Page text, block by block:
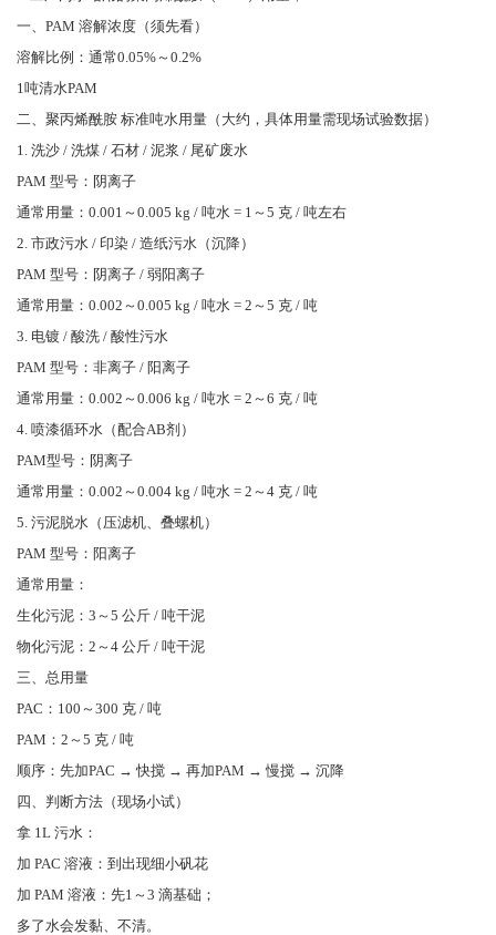
一、PAM 溶解浓度（须先看）
溶解比例：通常0.05%～0.2%
1吨清水PAM
二、聚丙烯酰胺 标准吨水用量（大约，具体用量需现场试验数据）
1. 洗沙 / 洗煤 / 石材 / 泥浆 / 尾矿废水
PAM 型号：阴离子
通常用量：0.001～0.005 kg / 吨水 = 1～5 克 / 吨左右
2. 市政污水 / 印染 / 造纸污水（沉降）
PAM 型号：阴离子 / 弱阳离子
通常用量：0.002～0.005 kg / 吨水 = 2～5 克 / 吨
3. 电镀 / 酸洗 / 酸性污水
PAM 型号：非离子 / 阳离子
通常用量：0.002～0.006 kg / 吨水 = 2～6 克 / 吨
4. 喷漆循环水（配合AB剂）
PAM型号：阴离子
通常用量：0.002～0.004 kg / 吨水 = 2～4 克 / 吨
5. 污泥脱水（压滤机、叠螺机）
PAM 型号：阳离子
通常用量：
生化污泥：3～5 公斤 / 吨干泥
物化污泥：2～4 公斤 / 吨干泥
三、总用量
PAC：100～300 克 / 吨
PAM：2～5 克 / 吨
顺序：先加PAC → 快搅 → 再加PAM → 慢搅 → 沉降
四、判断方法（现场小试）
拿 1L 污水：
加 PAC 溶液：到出现细小矾花
加 PAM 溶液：先1～3 滴基础；
多了水会发黏、不清。